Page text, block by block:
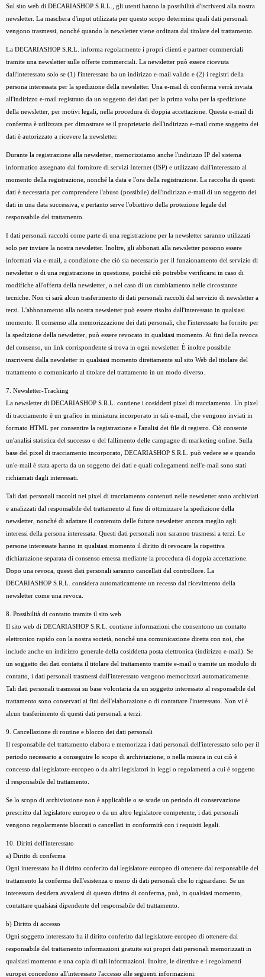
Sul sito web di DECARIASHOP S.R.L., gli utenti hanno la possibilità d'iscriversi alla nostra
newsletter. La maschera d'input utilizzata per questo scopo determina quali dati personali
vengono trasmessi, nonché quando la newsletter viene ordinata dal titolare del trattamento.
La DECARIASHOP S.R.L. informa regolarmente i propri clienti e partner commerciali
tramite una newsletter sulle offerte commerciali. La newsletter può essere ricevuta
dall'interessato solo se (1) l'interessato ha un indirizzo e-mail valido e (2) i registri della
persona interessata per la spedizione della newsletter. Una e-mail di conferma verrà inviata
all'indirizzo e-mail registrato da un soggetto dei dati per la prima volta per la spedizione
della newsletter, per motivi legali, nella procedura di doppia accettazione. Questa e-mail di
conferma è utilizzata per dimostrare se il proprietario dell'indirizzo e-mail come soggetto dei
dati è autorizzato a ricevere la newsletter.
Durante la registrazione alla newsletter, memorizziamo anche l'indirizzo IP del sistema
informatico assegnato dal fornitore di servizi Internet (ISP) e utilizzato dall'interessato al
momento della registrazione, nonché la data e l'ora della registrazione. La raccolta di questi
dati è necessaria per comprendere l'abuso (possibile) dell'indirizzo e-mail di un soggetto dei
dati in una data successiva, e pertanto serve l'obiettivo della protezione legale del
responsabile del trattamento.
I dati personali raccolti come parte di una registrazione per la newsletter saranno utilizzati
solo per inviare la nostra newsletter. Inoltre, gli abbonati alla newsletter possono essere
informati via e-mail, a condizione che ciò sia necessario per il funzionamento del servizio di
newsletter o di una registrazione in questione, poiché ciò potrebbe verificarsi in caso di
modifiche all'offerta della newsletter, o nel caso di un cambiamento nelle circostanze
tecniche. Non ci sarà alcun trasferimento di dati personali raccolti dal servizio di newsletter a
terzi. L'abbonamento alla nostra newsletter può essere risolto dall'interessato in qualsiasi
momento. Il consenso alla memorizzazione dei dati personali, che l'interessato ha fornito per
la spedizione della newsletter, può essere revocato in qualsiasi momento. Ai fini della revoca
del consenso, un link corrispondente si trova in ogni newsletter. È inoltre possibile
inscriversi dalla newsletter in qualsiasi momento direttamente sul sito Web del titolare del
trattamento o comunicarlo al titolare del trattamento in un modo diverso.
7. Newsletter-Tracking
La newsletter di DECARIASHOP S.R.L. contiene i cosiddetti pixel di tracciamento. Un pixel
di tracciamento è un grafico in miniatura incorporato in tali e-mail, che vengono inviati in
formato HTML per consentire la registrazione e l'analisi dei file di registro. Ciò consente
un'analisi statistica del successo o del fallimento delle campagne di marketing online. Sulla
base del pixel di tracciamento incorporato, DECARIASHOP S.R.L. può vedere se e quando
un'e-mail è stata aperta da un soggetto dei dati e quali collegamenti nell'e-mail sono stati
richiamati dagli interessati.
Tali dati personali raccolti nei pixel di tracciamento contenuti nelle newsletter sono archiviati
e analizzati dal responsabile del trattamento al fine di ottimizzare la spedizione della
newsletter, nonché di adattare il contenuto delle future newsletter ancora meglio agli
interessi della persona interessata. Questi dati personali non saranno trasmessi a terzi. Le
persone interessate hanno in qualsiasi momento il diritto di revocare la rispettiva
dichiarazione separata di consenso emessa mediante la procedura di doppia accettazione.
Dopo una revoca, questi dati personali saranno cancellati dal controllore. La
DECARIASHOP S.R.L. considera automaticamente un recesso dal ricevimento della
newsletter come una revoca.
8. Possibilità di contatto tramite il sito web
Il sito web di DECARIASHOP S.R.L. contiene informazioni che consentono un contatto
elettronico rapido con la nostra società, nonché una comunicazione diretta con noi, che
include anche un indirizzo generale della cosiddetta posta elettronica (indirizzo e-mail). Se
un soggetto dei dati contatta il titolare del trattamento tramite e-mail o tramite un modulo di
contatto, i dati personali trasmessi dall'interessato vengono memorizzati automaticamente.
Tali dati personali trasmessi su base volontaria da un soggetto interessato al responsabile del
trattamento sono conservati ai fini dell'elaborazione o di contattare l'interessato. Non vi è
alcun trasferimento di questi dati personali a terzi.
9. Cancellazione di routine e blocco dei dati personali
Il responsabile del trattamento elabora e memorizza i dati personali dell'interessato solo per il
periodo necessario a conseguire lo scopo di archiviazione, o nella misura in cui ciò è
concesso dal legislatore europeo o da altri legislatori in leggi o regolamenti a cui è soggetto
il responsabile del trattamento.
Se lo scopo di archiviazione non è applicabile o se scade un periodo di conservazione
prescritto dal legislatore europeo o da un altro legislatore competente, i dati personali
vengono regolarmente bloccati o cancellati in conformità con i requisiti legali.
10. Diritti dell'interessato
a) Diritto di conferma
Ogni interessato ha il diritto conferito dal legislatore europeo di ottenere dal responsabile del
trattamento la conferma dell'esistenza o meno di dati personali che lo riguardano. Se un
interessato desidera avvalersi di questo diritto di conferma, può, in qualsiasi momento,
contattare qualsiasi dipendente del responsabile del trattamento.
b) Diritto di accesso
Ogni soggetto interessato ha il diritto conferito dal legislatore europeo di ottenere dal
responsabile del trattamento informazioni gratuite sui propri dati personali memorizzati in
qualsiasi momento e una copia di tali informazioni. Inoltre, le direttive e i regolamenti
europei concedono all'interessato l'accesso alle seguenti informazioni: